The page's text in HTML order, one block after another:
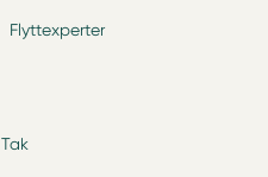
Flyttexperter
Tak